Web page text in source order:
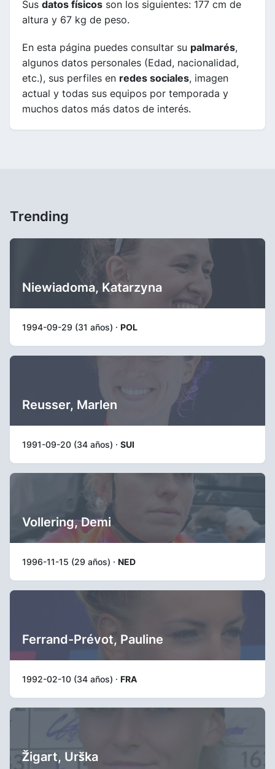
Sus datos físicos son los siguientes: 177 cm de
altura y 67 kg de peso.
En esta página puedes consultar su palmarés,
algunos datos personales (Edad, nacionalidad,
etc.), sus perfiles en redes sociales, imagen
actual y todas sus equipos por temporada y
muchos datos más datos de interés.
Trending
Niewiadoma, Katarzyna
1994-09-29 (31 años) · POL
Reusser, Marlen
1991-09-20 (34 años) · SUI
Vollering, Demi
1996-11-15 (29 años) · NED
Ferrand-Prévot, Pauline
1992-02-10 (34 años) · FRA
Žigart, Urška